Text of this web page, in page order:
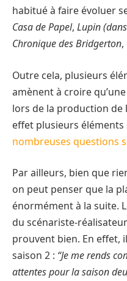
habitué à faire évoluer
Casa de Papel, Lupin (dans
Chronique des Bridgerton,
Outre cela, plusieurs
amènent à croire
lors de la production de
effet plusieurs éléments
nombreuses questions
Par ailleurs, bien que
on peut penser que la
énormément à la suite.
du scénariste-
prouvent bien. En effet,
saison 2 : “Je me rends
attentes pour la saison